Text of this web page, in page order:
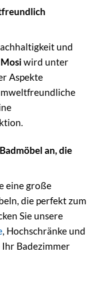
und
wird unter
Aspekte
an, die
eine große
die perfekt zum
Sie unsere
, Hochschränke und
Ihr Badezimmer